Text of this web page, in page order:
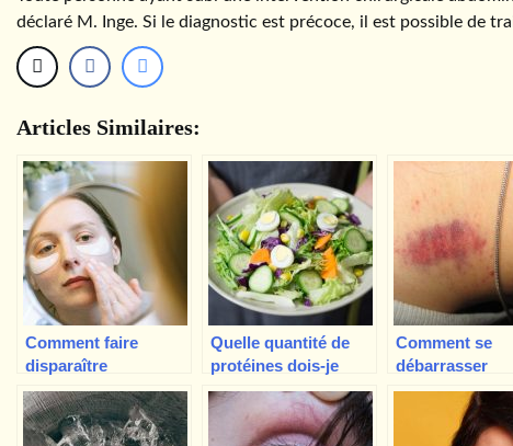
déclaré M. Inge. Si le diagnostic est précoce, il est possible de
Articles Similaires:
Comment faire
disparaître
définitivement les
cernes sous les yeux
?
Quelle quantité de
protéines dois-je
consommer pour
perdre du poids ?
Comment se
débarrasser
rapidement